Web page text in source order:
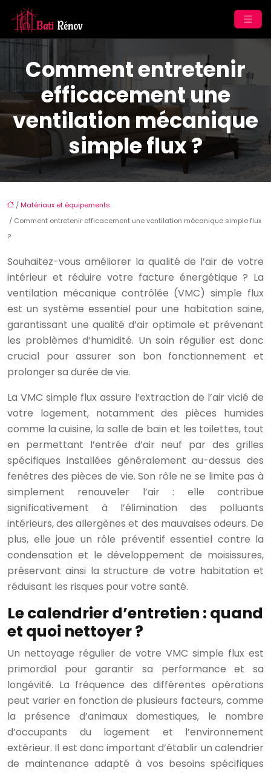
Comment entretenir
efficacement une
ventilation mécanique
simple flux ?
/Matériaux et équipements
/ Comment entretenir efficacement une ventilation mécanique simple flux
?
Souhaitez-vous améliorer la qualité de l’air de votre
intérieur et réduire votre facture énergétique ? La
ventilation mécanique contrôlée (VMC) simple flux
est un système essentiel pour une habitation saine,
garantissant une qualité d’air optimale et prévenant
les problèmes d’humidité. Un soin régulier est donc
crucial pour assurer son bon fonctionnement et
prolonger sa durée de vie.
La VMC simple flux assure l’extraction de l’air vicié de
votre logement, notamment des pièces humides
comme la cuisine, la salle de bain et les toilettes, tout
en permettant l’entrée d’air neuf par des grilles
spécifiques installées généralement au-dessus des
fenêtres des pièces de vie. Son rôle ne se limite pas à
simplement renouveler l’air : elle contribue
significativement à l’élimination des polluants
intérieurs, des allergènes et des mauvaises odeurs. De
plus, elle joue un rôle préventif essentiel contre la
condensation et le développement de moisissures,
préservant ainsi la structure de votre habitation et
réduisant les risques pour votre santé.
Le calendrier d’entretien : quand
et quoi nettoyer ?
Un nettoyage régulier de votre VMC simple flux est
primordial pour garantir sa performance et sa
longévité. La fréquence des différentes opérations
peut varier en fonction de plusieurs facteurs, comme
la présence d’animaux domestiques, le nombre
d’occupants du logement et l’environnement
extérieur. Il est donc important d’établir un calendrier
de maintenance adapté à vos besoins spécifiques